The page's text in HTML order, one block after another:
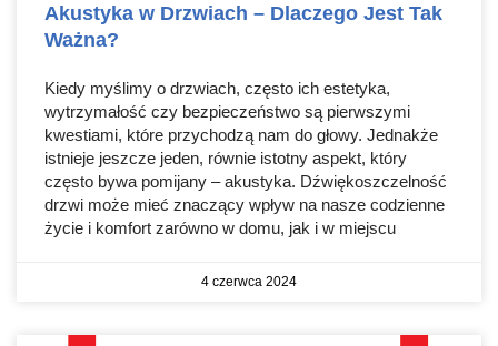
Akustyka w Drzwiach – Dlaczego Jest Tak
Ważna?
Kiedy myślimy o drzwiach, często ich estetyka,
wytrzymałość czy bezpieczeństwo są pierwszymi
kwestiami, które przychodzą nam do głowy. Jednakże
istnieje jeszcze jeden, równie istotny aspekt, który
często bywa pomijany – akustyka. Dźwiękoszczelność
drzwi może mieć znaczący wpływ na nasze codzienne
życie i komfort zarówno w domu, jak i w miejscu
4 czerwca 2024